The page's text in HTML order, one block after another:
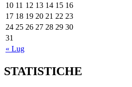
« Lug
10 11 12 13 14 15 16
17 18 19 20 21 22 23
24 25 26 27 28 29 30
31
STATISTICHE